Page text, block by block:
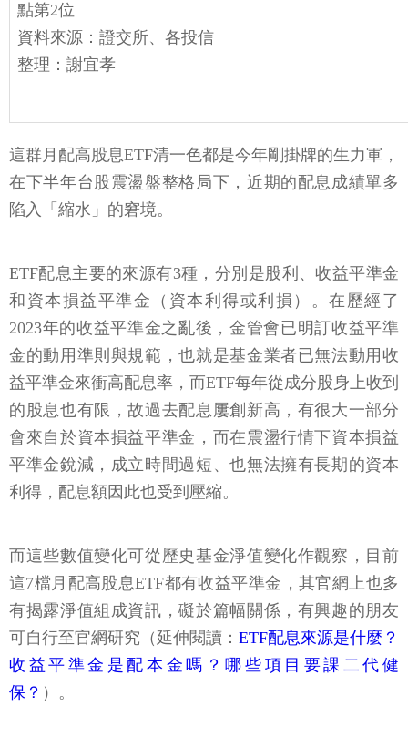
點第2位
資料來源：證交所、各投信
整理：謝宜孝
這群月配高股息ETF清一色都是今年剛掛牌的生力軍，
在下半年台股震盪盤整格局下，近期的配息成績單多
陷入「縮水」的窘境。
ETF配息主要的來源有3種，分別是股利、收益平準金
和資本損益平準金（資本利得或利損）。在歷經了
2023年的收益平準金之亂後，金管會已明訂收益平準
金的動用準則與規範，也就是基金業者已無法動用收
益平準金來衝高配息率，而ETF每年從成分股身上收到
的股息也有限，故過去配息屢創新高，有很大一部分
會來自於資本損益平準金，而在震盪行情下資本損益
平準金銳減，成立時間過短、也無法擁有長期的資本
利得，配息額因此也受到壓縮。
而這些數值變化可從歷史基金淨值變化作觀察，目前
這7檔月配高股息ETF都有收益平準金，其官網上也多
有揭露淨值組成資訊，礙於篇幅關係，有興趣的朋友
可自行至官網研究（延伸閱讀： ETF配息來源是什麼？
收益平準金是配本金嗎？哪些項目要課二代健
保？ ）。